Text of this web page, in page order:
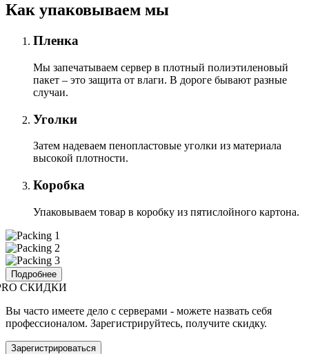
Как упаковываем мы
Пленка
Мы запечатываем сервер в плотный полиэтиленовый
пакет – это защита от влаги. В дороге бывают разные
случаи.
Уголки
Затем надеваем пенопластовые уголки из материала
высокой плотности.
Коробка
Упаковываем товар в коробку из пятислойного картона.
Подробнее
СКИДКИ
Вы часто имеете дело с серверами - можете назвать себя
профессионалом. Зарегистрируйтесь, получите скидку.
Зарегистрироваться